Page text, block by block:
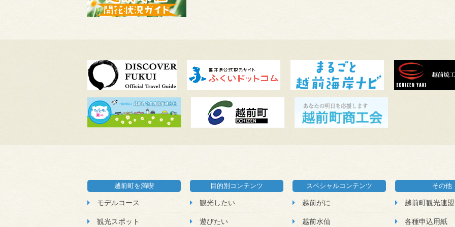
越前町を満喫
モデルコース
観光スポット
目的別コンテンツ
観光したい
遊びたい
スペシャルコンテンツ
越前がに
越前水仙
その他
越前町観光連
各種申込用紙